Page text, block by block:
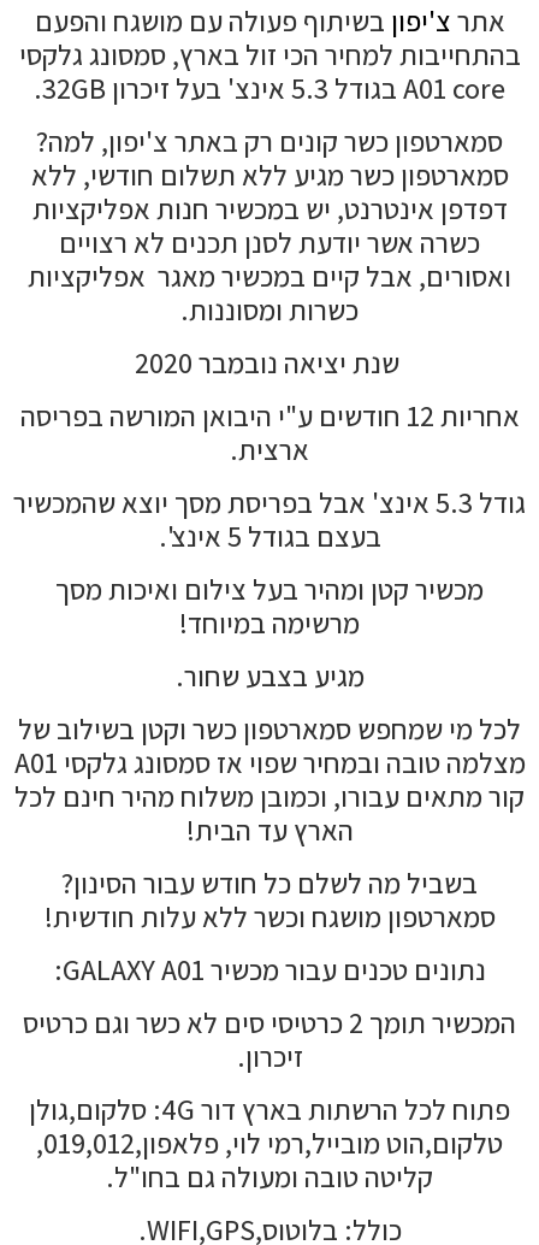
אתרצ'יפון בשיתוף פעולה עם מושגח והפעם
בהתחייבות למחיר הכי זול בארץ, סמסונג גלקסי
A01 core בגודל 5.3 אינצ' בעל זיכרון 32GB.
סמארטפון כשר קונים רק באתר צ'יפון, למה?
סמארטפון כשר מגיע ללא תשלום חודשי, ללא
דפדפן אינטרנט, יש במכשיר חנות אפליקציות
כשרה אשר יודעת לסנן תכנים לא רצויים
ואסורים, אבל קיים במכשיר מאגר אפליקציות
כשרות ומסוננות.
שנת יציאה נובמבר 2020
אחריות 12 חודשים ע"י היבואן המורשה בפריסה
ארצית.
גודל 5.3 אינצ' אבל בפריסת מסך יוצא שהמכשיר
בעצם בגודל 5 אינצ'.
מכשיר קטן ומהיר בעל צילום ואיכות מסך
מרשימה במיוחד!
מגיע בצבע שחור.
לכל מי שמחפש סמארטפון כשר וקטן בשילוב של
מצלמה טובה ובמחיר שפוי אז סמסונג גלקסי A01
קור מתאים עבורו, וכמובן משלוח מהיר חינם לכל
הארץ עד הבית!
בשביל מה לשלם כל חודש עבור הסינון?
סמארטפון מושגח וכשר ללא עלות חודשית!
נתונים טכנים עבור מכשיר GALAXY A01:
המכשיר תומך 2 כרטיסי סים לא כשר וגם כרטיס
זיכרון.
פתוח לכל הרשתות בארץ דור 4G: סלקום,גולן
טלקום,הוט מובייל,רמי לוי, פלאפון,019,012,
קליטה טובה ומעולה גם בחו"ל.
כולל: בלוטוס,WIFI,GPS.